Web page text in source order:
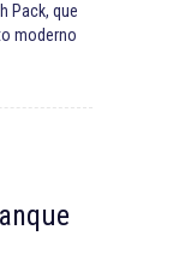
Pack, que
moderno